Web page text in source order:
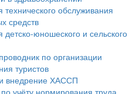
технического обслуживания
средств
детско-юношеского и сельского
по организации
туристов
внедрение ХАССП
учёту нормирования труда